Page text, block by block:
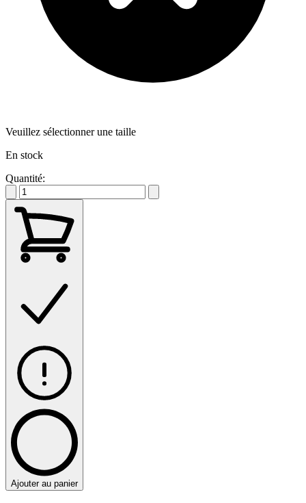
Veuillez sélectionner une taille
En stock
Quantité:
Ajouter au panier